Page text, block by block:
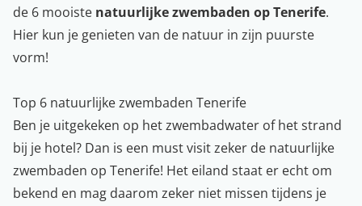
de 6 mooiste natuurlijke zwembaden op Tenerife.
Hier kun je genieten van de natuur in zijn puurste
vorm!
Top 6 natuurlijke zwembaden Tenerife
Ben je uitgekeken op het zwembadwater of het strand
bij je hotel? Dan is een must visit zeker de natuurlijke
zwembaden op Tenerife! Het eiland staat er echt om
bekend en mag daarom zeker niet missen tijdens je